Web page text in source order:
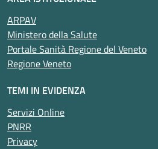
ARPAV
Ministero della Salute
Portale Sanità Regione del Veneto
Regione Veneto
TEMI IN EVIDENZA
Servizi Online
PNRR
Privacy